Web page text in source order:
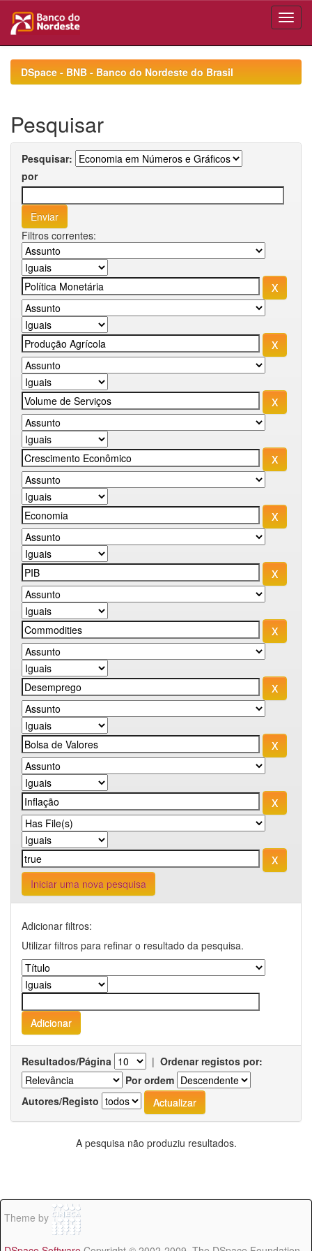
navigationDSpace - BNB - Banco do Nordeste do Brasil
Pesquisar
Pesquisar:
por
Filtros correntes:
Iniciar uma nova pesquisa
Adicionar filtros:
Utilizar filtros para refinar o resultado da pesquisa.
Resultados/Página | Ordenar registos por:
Por ordem
Autores/Registo
A pesquisa não produziu resultados.
Theme by